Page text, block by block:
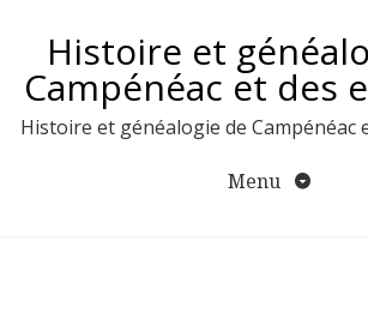
contenuHistoire et
Campénéac et des
Histoire et généalogie de Campénéac
Menu